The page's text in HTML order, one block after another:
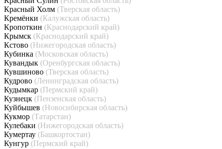
Красный Холм (Тверская область)
Кремёнки (Калужская область)
Кропоткин (Краснодарский край)
Крымск (Краснодарский край)
Кстово (Нижегородская область)
Кубинка (Московская область)
Кувандык (Оренбургская область)
Кувшиново (Тверская область)
Кудрово (Ленинградская область)
Кудымкар (Пермский край)
Кузнецк (Пензенская область)
Куйбышев (Новосибирская область)
Кукмор (Татарстан)
Кулебаки (Нижегородская область)
Кумертау (Башкортостан)
Кунгур (Пермский край)